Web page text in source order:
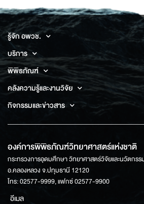
รู้จัก อพวช.
บริการ
พิพิธภัณฑ์
คลังความรู้และงานวิจัย
กิจกรรมและข่าวสาร
องค์การพิพิธภัณฑ์วิทยาศาสตร์แห่งชาติ
กระทรวงการอุดมศึกษา วิทยาศาสตร์วิจัยและนวัตกร
อ.คลองหลวง จ.ปทุมธานี 12120
โทร: 02577-9999, แฟกซ์ 02577-9900
อีเมล